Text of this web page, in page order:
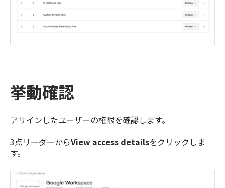
挙動確認
アサインしたユーザーの権限を確認します。
3点リーダーからView access detailsをクリックしま
す。